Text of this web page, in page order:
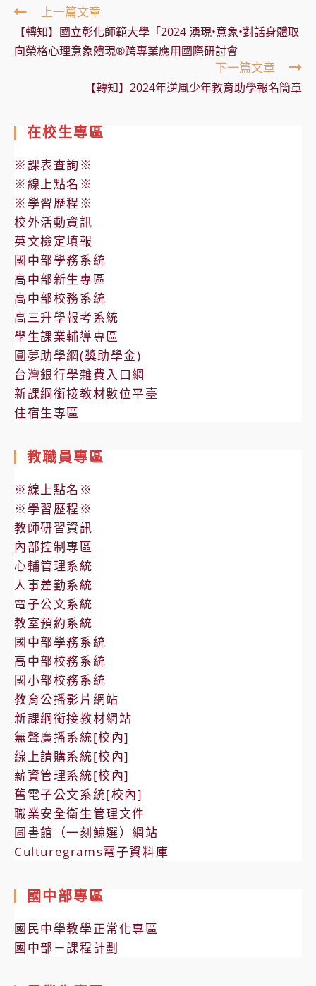
Read
more
articles
上一篇文章
【轉知】國立彰化師範大學「2024 湧現•意象•對話身體取
向榮格心理意象體現®跨專業應用國際研討會
下一篇文章
【轉知】2024年逆風少年教育助學報名簡章
在校生專區
※課表查詢※
※線上點名※
※學習歷程※
校外活動資訊
英文檢定填報
國中部學務系統
高中部新生專區
高中部校務系統
高三升學報考系統
學生課業輔導專區
圓夢助學網(獎助學金)
台灣銀行學雜費入口網
新課綱銜接教材數位平臺
住宿生專區
教職員專區
※線上點名※
※學習歷程※
教師研習資訊
內部控制專區
心輔管理系統
人事差勤系統
電子公文系統
教室預約系統
國中部學務系統
高中部校務系統
國小部校務系統
教育公播影片網站
新課綱銜接教材網站
無聲廣播系統[校內]
線上請購系統[校內]
薪資管理系統[校內]
舊電子公文系統[校內]
職業安全衛生管理文件
圖書館（一刻鯨選）網站
Culturegrams電子資料庫
國中部專區
國民中學教學正常化專區
國中部－課程計劃